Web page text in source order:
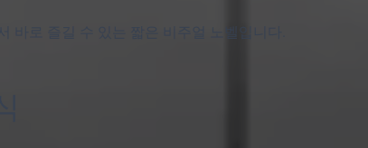
바로 즐길 수 있는 짧은 비주얼 노벨입니다.